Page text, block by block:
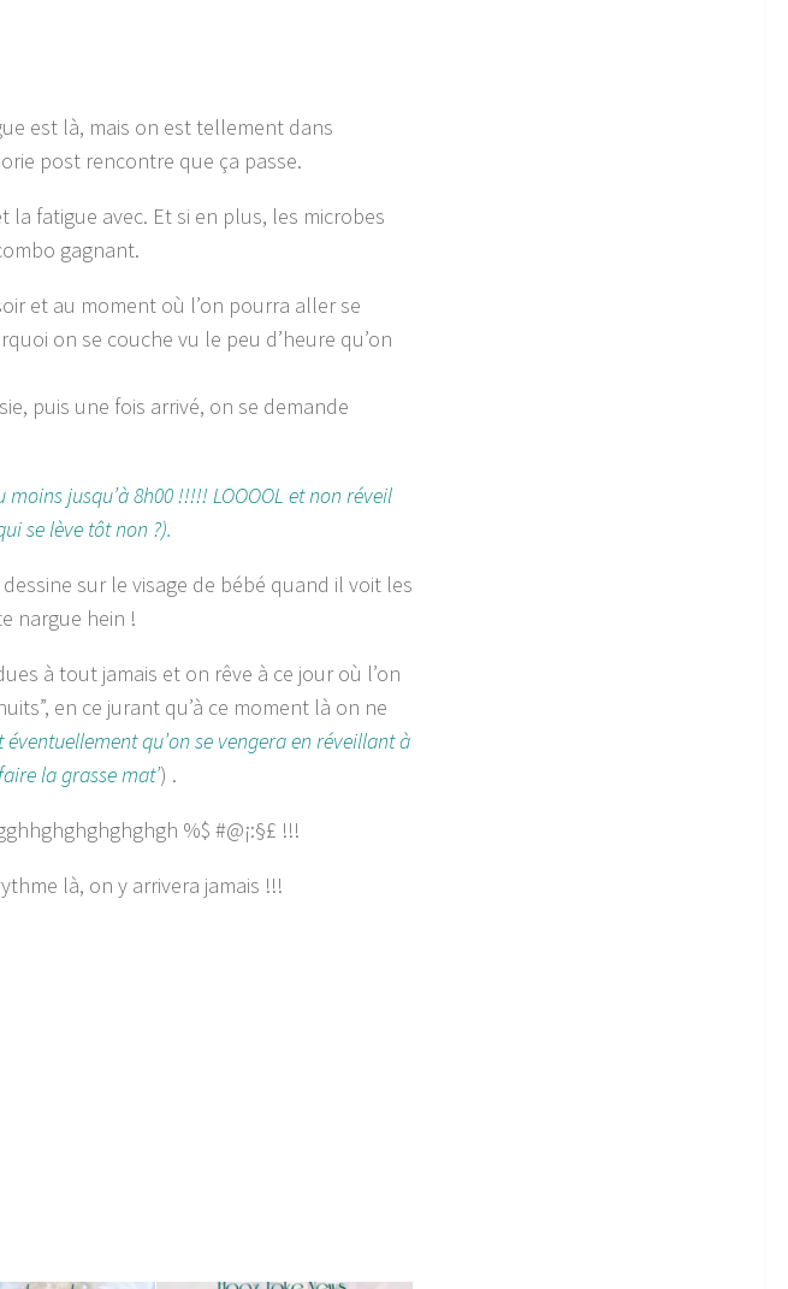
est là, mais on est tellement dans
post rencontre que ça passe.
la fatigue avec. Et si en plus, les microbes
gagnant.
et au moment où l’on pourra aller se
on se couche vu le peu d’heure qu’on
puis une fois arrivé, on se demande
jusqu’à 8h00 !!!!! LOOOOL et non réveil
se lève tôt non ?).
sur le visage de bébé quand il voit les
nargue hein !
à tout jamais et on rêve à ce jour où l’on
en ce jurant qu’à ce moment là on ne
éventuellement qu’on se vengera en réveillant à
la grasse mat’) .
%$ #@¡:§£ !!!
là, on y arrivera jamais !!!